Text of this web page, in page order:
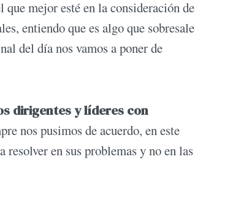
mejor esté en la consideración de
entiendo que es algo que sobresale
del día nos vamos a poner de
dirigentes y líderes con
nos pusimos de acuerdo, en este
resolver en sus problemas y no en las